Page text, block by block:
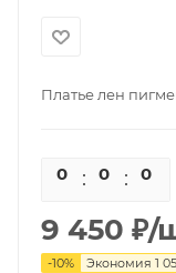
Платье лен
0 0 0
9 450 ₽/
-10% Экономия 1